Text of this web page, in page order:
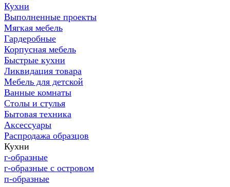
Кухни
Выполненные проекты
Мягкая мебель
Гардеробные
Корпусная мебель
Быстрые кухни
Ликвидация товара
Мебель для детской
Ванные комнаты
Столы и стулья
Бытовая техника
Аксессуары
Распродажа образцов
Кухни
г-образные
г-образные с островом
п-образные